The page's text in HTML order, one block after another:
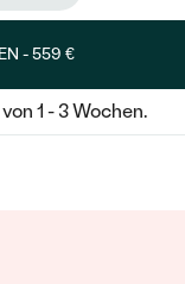
-559 €
1 - 3 Wochen.